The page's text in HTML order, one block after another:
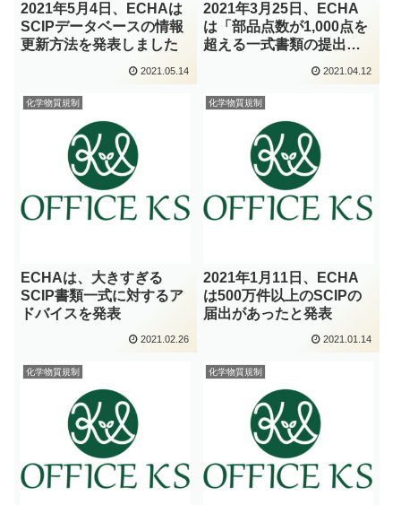
2021年5月4日、ECHAは
SCIPデータベースの情報
更新方法を発表しました
2021.05.14
2021年3月25日、ECHA
は「部品点数が1,000点を
超える一式書類の提出：
2021.04.12
化学物質規制
ECHAは、大きすぎる
SCIP書類一式に対するア
ドバイスを発表
2021.02.26
化学物質規制
2021年1月11日、ECHA
は500万件以上のSCIPの
届出があったと発表
2021.01.14
化学物質規制 化学物質規制